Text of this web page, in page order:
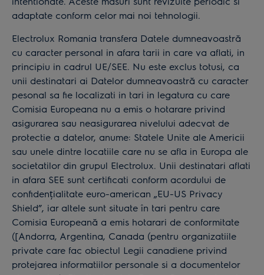
adaptate conform celor mai noi tehnologii.
Electrolux Romania transfera Datele dumneavoastră
cu caracter personal in afara tarii in care va aflati, in
principiu in cadrul UE/SEE. Nu este exclus totusi, ca
unii destinatari ai Datelor dumneavoastră cu caracter
pesonal sa fie localizati in tari in legatura cu care
Comisia Europeana nu a emis o hotarare privind
asigurarea sau neasigurarea nivelului adecvat de
protectie a datelor, anume: Statele Unite ale Americii
sau unele dintre locatiile care nu se afla in Europa ale
societatilor din grupul Electrolux. Unii destinatari aflati
in afara SEE sunt certificati conform acordului de
confidențialitate euro-american „EU-US Privacy
Shield”, iar altele sunt situate în tari pentru care
Comisia Europeană a emis hotarari de conformitate
([Andorra, Argentina, Canada (pentru organizatiile
private care fac obiectul Legii canadiene privind
protejarea informatiilor personale si a documentelor